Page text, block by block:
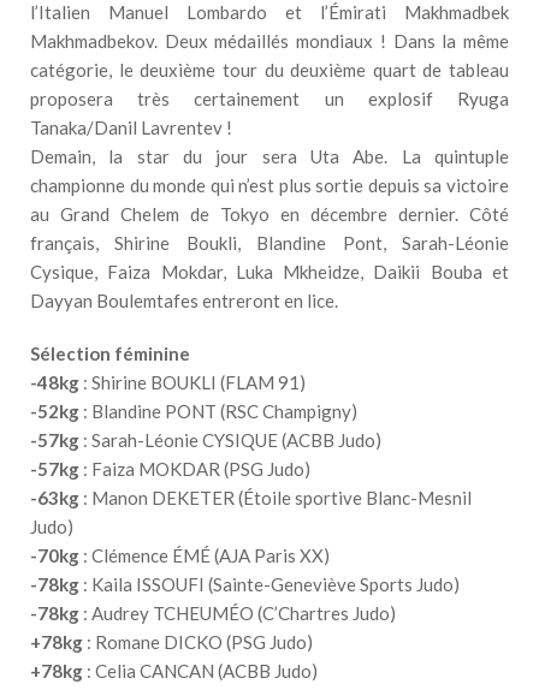
l’Italien Manuel Lombardo et l’Émirati Makhmadbek
Makhmadbekov. Deux médaillés mondiaux ! Dans la même
catégorie, le deuxième tour du deuxième quart de tableau
proposera très certainement un explosif Ryuga
Tanaka/Danil Lavrentev !
Demain, la star du jour sera Uta Abe. La quintuple
championne du monde qui n’est plus sortie depuis sa victoire
au Grand Chelem de Tokyo en décembre dernier. Côté
français, Shirine Boukli, Blandine Pont, Sarah-Léonie
Cysique, Faiza Mokdar, Luka Mkheidze, Daikii Bouba et
Dayyan Boulemtafes entreront en lice.
Sélection féminine
-48kg : Shirine BOUKLI (FLAM 91)
-52kg : Blandine PONT (RSC Champigny)
-57kg : Sarah-Léonie CYSIQUE (ACBB Judo)
-57kg : Faiza MOKDAR (PSG Judo)
-63kg : Manon DEKETER (Étoile sportive Blanc-Mesnil
Judo)
-70kg : Clémence ÉMÉ (AJA Paris XX)
-78kg : Kaila ISSOUFI (Sainte-Geneviève Sports Judo)
-78kg : Audrey TCHEUMÉO (C’Chartres Judo)
+78kg : Romane DICKO (PSG Judo)
+78kg : Celia CANCAN (ACBB Judo)